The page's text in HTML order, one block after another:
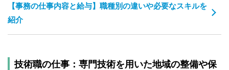
【事務の仕事内容と給与】職種別の違いや必要なスキルを
紹介
技術職の仕事：専門技術を用いた地域の整備や保